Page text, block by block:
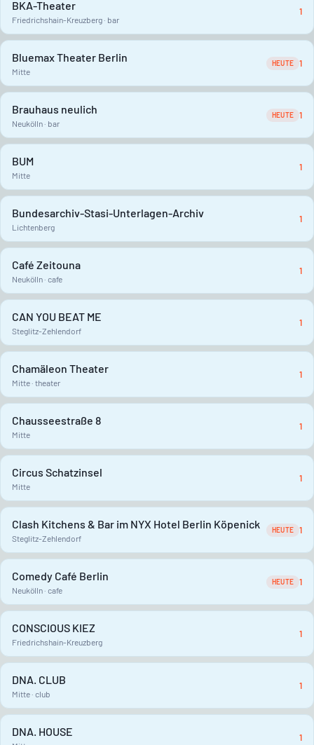
BKA-Theater
Friedrichshain-Kreuzberg · bar
1
Bluemax Theater Berlin
Mitte
HEUTE 1
Brauhaus neulich
Neukölln · bar
HEUTE 1
BUM
Mitte
1
Bundesarchiv-Stasi-Unterlagen-Archiv
Lichtenberg
1
Café Zeitouna
Neukölln · cafe
1
CAN YOU BEAT ME
Steglitz-Zehlendorf
1
Chamäleon Theater
Mitte · theater
1
Chausseestraße 8
Mitte
1
Circus Schatzinsel
Mitte
1
Clash Kitchens & Bar im NYX Hotel Berlin Köpenick
Steglitz-Zehlendorf
HEUTE 1
Comedy Café Berlin
Neukölln · cafe
HEUTE 1
CONSCIOUS KIEZ
Friedrichshain-Kreuzberg
1
DNA. CLUB
Mitte · club
1
DNA. HOUSE 1